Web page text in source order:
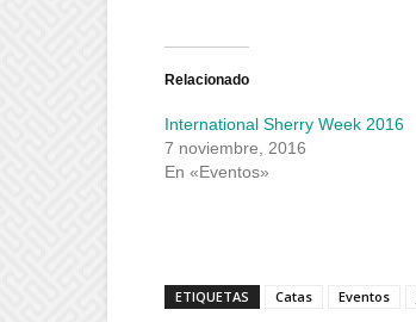
Twitter
abre
ventana
nueva)
Facebook
abre
ventana
nueva)
Relacionado
International Sherry Week 2016
7 noviembre, 2016
En «Eventos»
ETIQUETAS Catas Eventos